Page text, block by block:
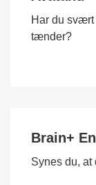
Har du svært
tænder?
Brain+
Synes du, at